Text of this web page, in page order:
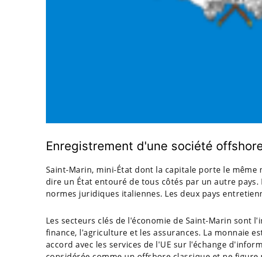
Enregistrement d'une société
Saint-Marin, mini-État dont la capitale porte le même
dire un État entouré de tous côtés par un autre
normes juridiques italiennes. Les deux pays
Les secteurs clés de l'économie de Saint-Marin sont
finance, l'agriculture et les assurances. La monnaie
accord avec les services de l'UE sur l'échange